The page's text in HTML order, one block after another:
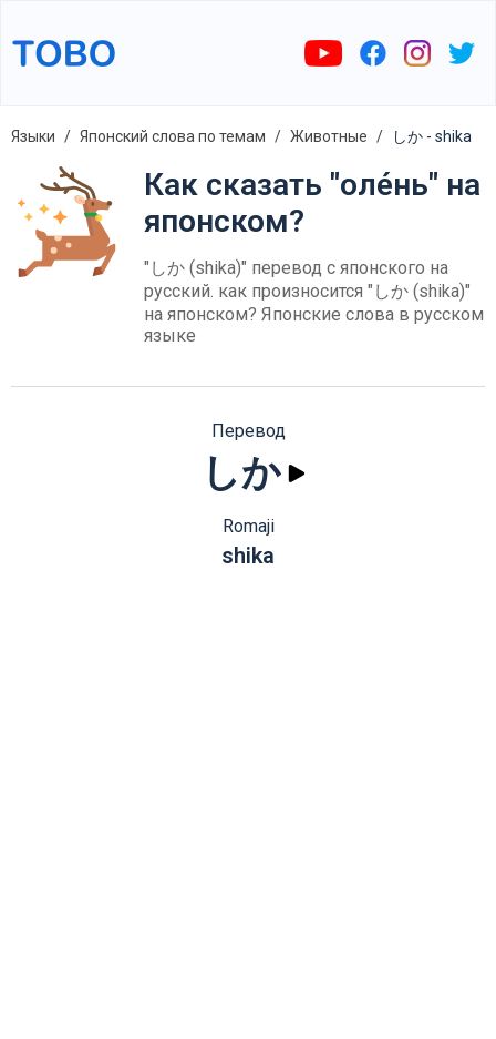
Языки Японский слова по темам Животные しか - shika
Как сказать "оле́нь" на
японском?
"しか (shika)" перевод с японского на
русский. как произносится "しか (shika)"
на японском? Японские слова в русском
языке
Перевод
しか
Romaji
shika